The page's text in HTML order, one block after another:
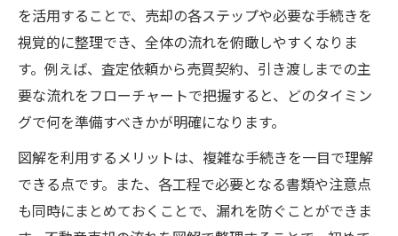
売主必見の不動産売却基礎知識まとめ
スムーズな売却を実現するための準備とは
不動産売却をスムーズに進める準備方法
売却前に必要な不動産売却の準備ポイント
不動産売却に欠かせない書類と準備内容
スムーズな不動産売却に向けた事前対策
不動産売却の成功へ導く準備のコツ
高く売るなら知っておきたい税金対策
を活用することで、売却の各ステップや必要な手続きを
視覚的に整理でき、全体の流れを俯瞰しやすくなりま
す。例えば、査定依頼から売買契約、引き渡しまでの主
要な流れをフローチャートで把握すると、どのタイミン
グで何を準備すべきかが明確になります。
図解を利用するメリットは、複雑な手続きを一目で理解
できる点です。また、各工程で必要となる書類や注意点
も同時にまとめておくことで、漏れを防ぐことができま